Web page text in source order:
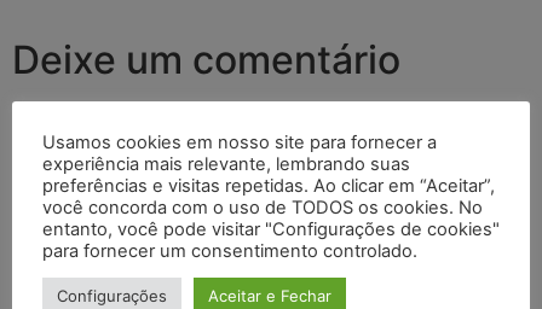
Deixe um comentário
obrigatórios são marcados com*
Comentário*
Usamos cookies em nosso site para fornecer a
experiência mais relevante, lembrando suas
preferências e visitas repetidas. Ao clicar em “Aceitar”,
você concorda com o uso de TODOS os cookies. No
entanto, você pode visitar "Configurações de cookies"
para fornecer um consentimento controlado.
Configurações Aceitar e Fechar